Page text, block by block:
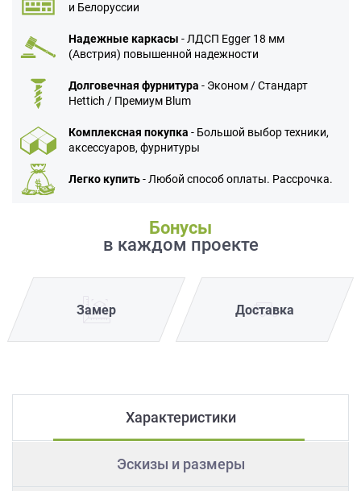
и Белоруссии
Надежные каркасы - ЛДСП Egger 18 мм
(Австрия) повышенной надежности
Долговечная фурнитура - Эконом / Стандарт
Hettich / Премиум Blum
Комплексная покупка - Большой выбор техники,
аксессуаров, фурнитуры
Легко купить- Любой способ оплаты. Рассрочка.
Бонусы
в каждом проекте
Замер Доставка
Характеристики
Эскизы и размеры